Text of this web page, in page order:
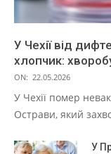
У Чехії від
хлопчик:
ON: 22.05.2026
У Чехії помер
Острави, який
У